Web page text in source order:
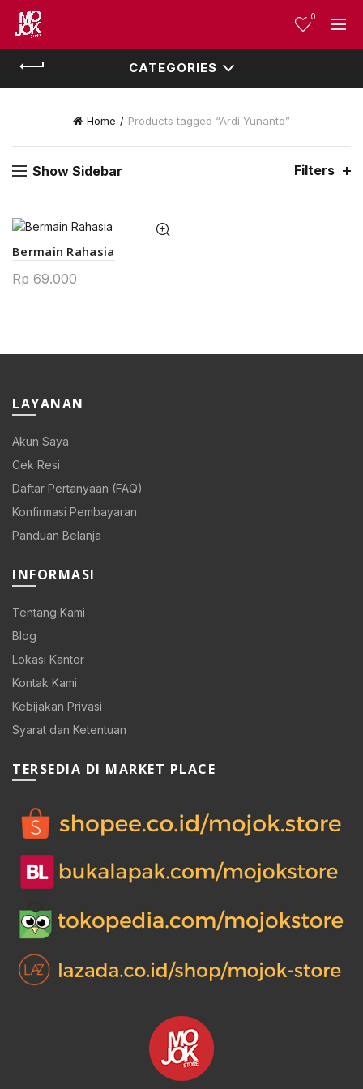
0
CATEGORIES
Home Products tagged “Ardi Yunanto”
Show Sidebar Filters
Bermain Rahasia
Rp 69.000
LAYANAN
Akun Saya
Cek Resi
Daftar Pertanyaan (FAQ)
Konfirmasi Pembayaran
Panduan Belanja
INFORMASI
Tentang Kami
Blog
Lokasi Kantor
Kontak Kami
Kebijakan Privasi
Syarat dan Ketentuan
TERSEDIA DI MARKET PLACE